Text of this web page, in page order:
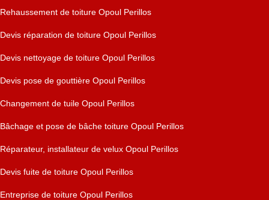
Rehaussement de toiture Opoul Perillos
Devis réparation de toiture Opoul Perillos
Devis nettoyage de toiture Opoul Perillos
Devis pose de gouttière Opoul Perillos
Changement de tuile Opoul Perillos
Bâchage et pose de bâche toiture Opoul Perillos
Réparateur, installateur de velux Opoul Perillos
Devis fuite de toiture Opoul Perillos
Entreprise de toiture Opoul Perillos